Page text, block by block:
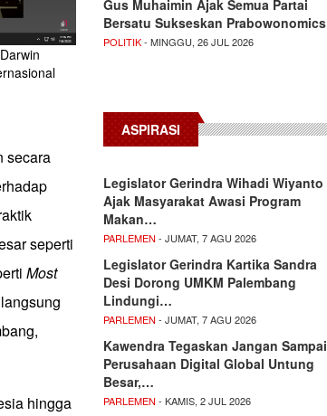
secara
seperti
Most
hingga
Gus Muhaimin Ajak Semua Partai
Bersatu Sukseskan Prabowonomics
POLITIK- MINGGU, 26 JUL 2026
ASPIRASI
Legislator Gerindra Wihadi Wiyanto
Ajak Masyarakat Awasi Program
Makan…
PARLEMEN - JUMAT, 7 AGU 2026
Legislator Gerindra Kartika Sandra
Desi Dorong UMKM Palembang
Lindungi…
PARLEMEN - JUMAT, 7 AGU 2026
Kawendra Tegaskan Jangan Sampai
Perusahaan Digital Global Untung
Besar,…
PARLEMEN - KAMIS, 2 JUL 2026